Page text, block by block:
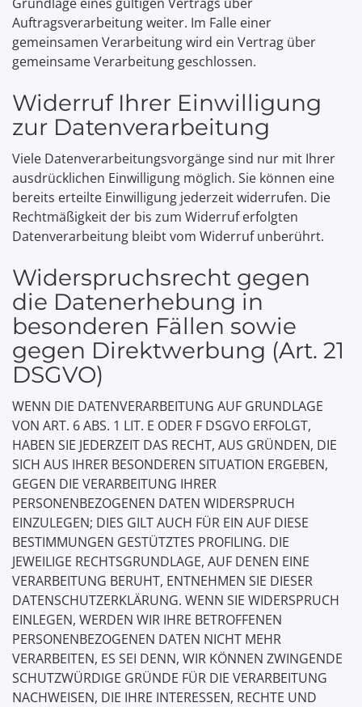
Auftragsverarbeitung weiter. Im Falle einer
gemeinsamen Verarbeitung wird ein Vertrag über
gemeinsame Verarbeitung geschlossen.
Widerruf Ihrer Einwilligung
zur Datenverarbeitung
Viele Datenverarbeitungsvorgänge sind nur mit Ihrer
ausdrücklichen Einwilligung möglich. Sie können eine
bereits erteilte Einwilligung jederzeit widerrufen. Die
Rechtmäßigkeit der bis zum Widerruf erfolgten
Datenverarbeitung bleibt vom Widerruf unberührt.
Widerspruchsrecht gegen
die Datenerhebung in
besonderen Fällen sowie
gegen Direktwerbung (Art. 21
DSGVO)
WENN DIE DATENVERARBEITUNG AUF GRUNDLAGE
VON ART. 6 ABS. 1 LIT. E ODER F DSGVO ERFOLGT,
HABEN SIE JEDERZEIT DAS RECHT, AUS GRÜNDEN, DIE
SICH AUS IHRER BESONDEREN SITUATION ERGEBEN,
GEGEN DIE VERARBEITUNG IHRER
PERSONENBEZOGENEN DATEN WIDERSPRUCH
EINZULEGEN; DIES GILT AUCH FÜR EIN AUF DIESE
BESTIMMUNGEN GESTÜTZTES PROFILING. DIE
JEWEILIGE RECHTSGRUNDLAGE, AUF DENEN EINE
VERARBEITUNG BERUHT, ENTNEHMEN SIE DIESER
DATENSCHUTZERKLÄRUNG. WENN SIE WIDERSPRUCH
EINLEGEN, WERDEN WIR IHRE BETROFFENEN
PERSONENBEZOGENEN DATEN NICHT MEHR
VERARBEITEN, ES SEI DENN, WIR KÖNNEN ZWINGENDE
SCHUTZWÜRDIGE GRÜNDE FÜR DIE VERARBEITUNG
NACHWEISEN, DIE IHRE INTERESSEN, RECHTE UND